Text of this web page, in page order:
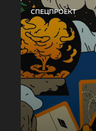
СПЕЦПРОЕКТ